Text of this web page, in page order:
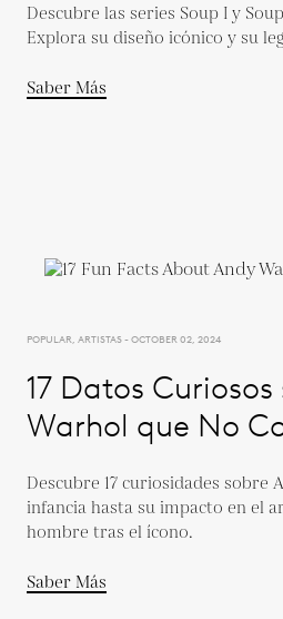
Descubre las series Soup I y
Explora su diseño icónico y su
Saber Más
POPULAR, ARTISTAS - OCTOBER 02, 2024
17 Datos
Warhol que No
Descubre 17 curiosidades sobre
infancia hasta su impacto en el
hombre tras el ícono.
Saber Más